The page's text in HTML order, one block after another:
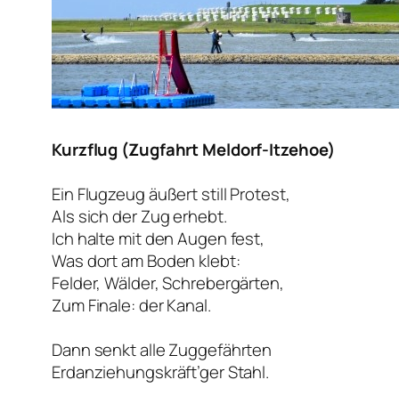
Kurzflug (Zugfahrt Meldorf-Itzehoe)
Ein Flugzeug äußert still Protest,
Als sich der Zug erhebt.
Ich halte mit den Augen fest,
Was dort am Boden klebt:
Felder, Wälder, Schrebergärten,
Zum Finale: der Kanal.
Dann senkt alle Zuggefährten
Erdanziehungskräft’ger Stahl.